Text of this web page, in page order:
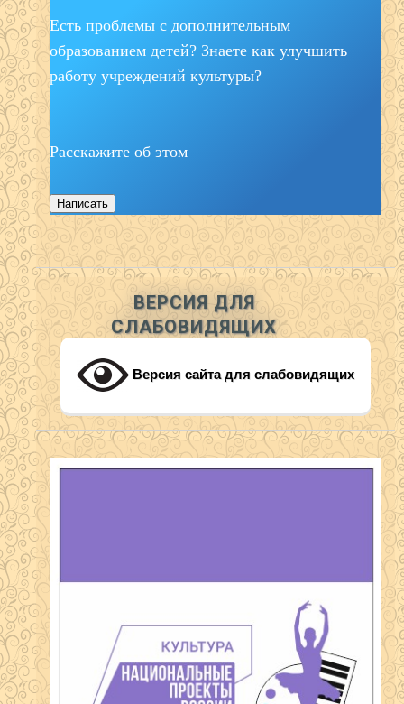
Есть проблемы с дополнительным
образованием детей? Знаете как улучшить
работу учреждений культуры?
Расскажите об этом
Написать
ВЕРСИЯ ДЛЯ
СЛАБОВИДЯЩИХ
Версия сайта для слабовидящих